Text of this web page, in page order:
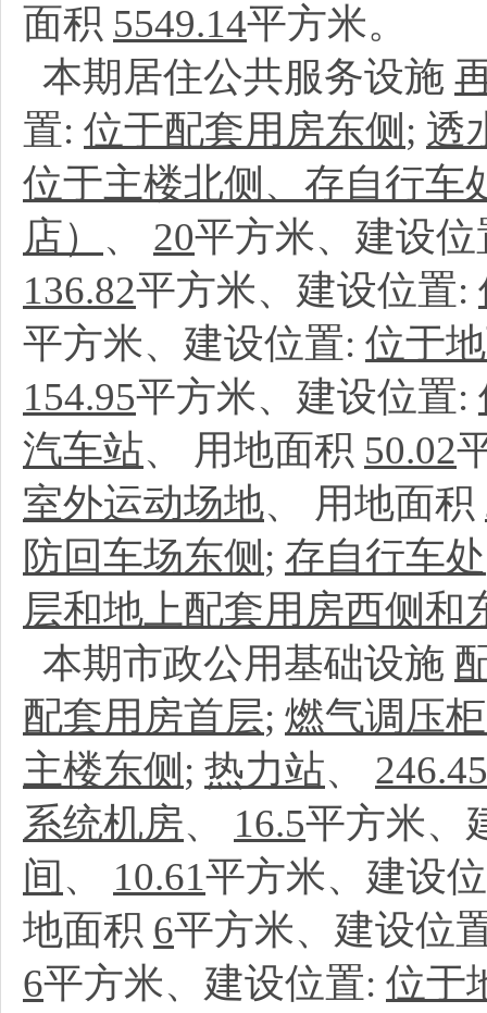
面积 5549.14平方米。
本期居住公共服务设施
置: 位于配套用房东侧 ; 透
位于主楼北侧、存自行车
店） 、 20平方米、建设
136.82平方米、建设位置:
平方米、建设位置: 位于
154.95平方米、建设位置:
汽车站、 用地面积 50.02
室外运动场地、 用地面积
防回车场东侧 ; 存自行车处
层和地上配套用房西侧和
本期市政公用基础设施
配套用房首层; 燃气调压
主楼东侧 ; 热力站、 246.45
系统机房、 16.5平方米、
间 、 10.61平方米、建设
地面积 6平方米、建设位
6平方米、建设位置: 位于